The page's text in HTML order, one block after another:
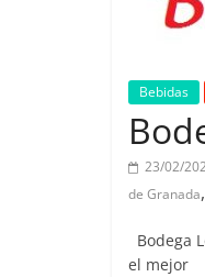
Bebidas
23/02/
de Granada,
Bodega
el mejor